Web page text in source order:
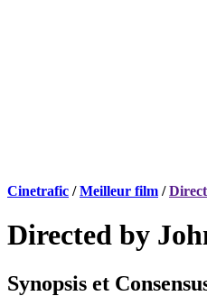
Cinetrafic /Meilleur film /
Directed by
Synopsis et